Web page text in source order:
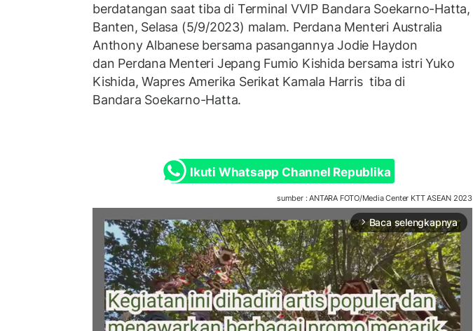
berdatangan saat tiba di Terminal VVIP Bandara Soekarno-Hatta,
Banten, Selasa (5/9/2023) malam. Perdana Menteri Australia
Anthony Albanese bersama pasangannya Jodie Haydon
dan Perdana Menteri Jepang Fumio Kishida bersama istri Yuko
Kishida, Wapres Amerika Serikat Kamala Harris tiba di
Bandara Soekarno-Hatta.
Ikuti Whatsapp Channel Republika
sumber : ANTARA FOTO/Media Center KTT ASEAN 2023
arrow_forward_ios Baca selengkapnya